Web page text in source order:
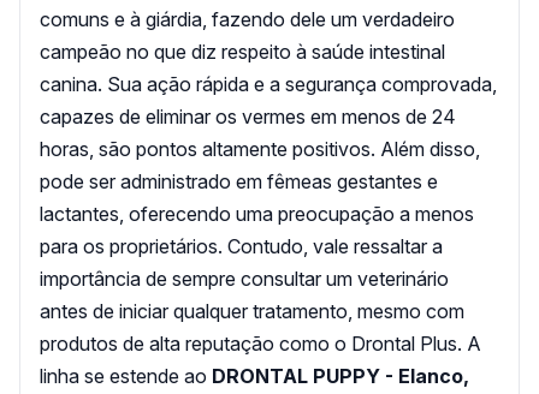
comuns e à giárdia, fazendo dele um verdadeiro
campeão no que diz respeito à saúde intestinal
canina. Sua ação rápida e a segurança comprovada,
capazes de eliminar os vermes em menos de 24
horas, são pontos altamente positivos. Além disso,
pode ser administrado em fêmeas gestantes e
lactantes, oferecendo uma preocupação a menos
para os proprietários. Contudo, vale ressaltar a
importância de sempre consultar um veterinário
antes de iniciar qualquer tratamento, mesmo com
produtos de alta reputação como o Drontal Plus. A
linha se estende ao DRONTAL PUPPY - Elanco,